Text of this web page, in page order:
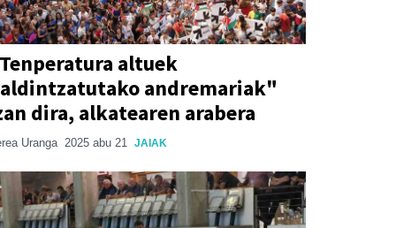
altuek
andremariak"
dira, alkatearen arabera
Uranga 2025 abu 21 JAIAK